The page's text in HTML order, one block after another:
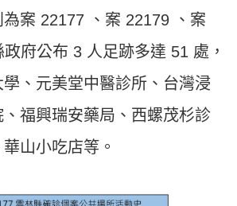
案 22177 、案 22179 、案
府公布 3 人足跡多達 51 處，
、元美堂中醫診所、台灣浸
福興瑞安藥局、西螺茂杉診
山小吃店等。